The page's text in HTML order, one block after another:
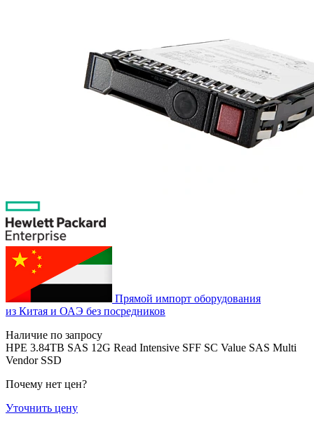
Прямой импорт оборудования
из Китая и ОАЭ без посредников
Наличие по запросу
HPE 3.84TB SAS 12G Read Intensive SFF SC Value SAS Multi
Vendor SSD
Почему нет цен?
Уточнить цену